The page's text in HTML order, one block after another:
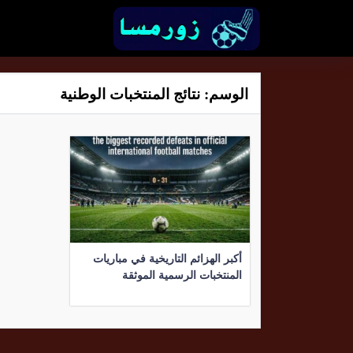
الوسم: نتائج المنتخبات الوطنية
أكبر الهزائم التاريخية في مباريات
المنتخبات الرسمية الموثقة